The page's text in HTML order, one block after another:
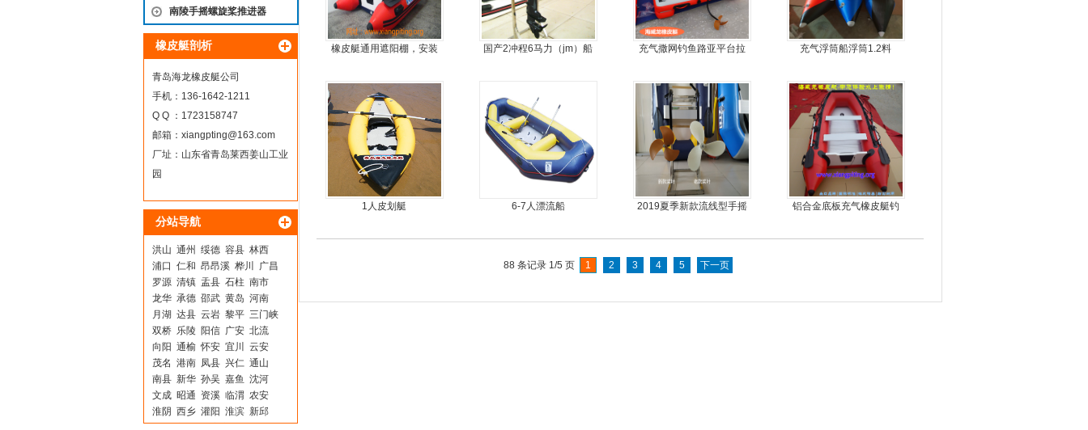
南陵手摇螺旋桨推进器
橡皮艇剖析
青岛海龙橡皮艇公司
手机：136-1642-1211
Q Q ：1723158747
邮箱： xiangpting@163.com
厂址：山东省青岛莱西姜山工业
园
分站导航
洪山 通州 绥德 容县 林西
浦口 仁和 昂昂溪 桦川
广昌
罗源 清镇 盂县 石柱 南市
龙华 承德 邵武 黄岛 河南
月湖 达县 云岩 黎平 三门峡
双桥 乐陵 阳信 广安 北流
向阳 通榆 怀安 宜川
云安
茂名 港南 凤县 兴仁 通山
南县 新华 孙吴 嘉鱼 沈河
文成 昭通 资溪 临渭 农安
淮阴 西乡 灌阳 淮滨 新邱
橡皮艇通用遮阳棚，安装
优
国产2冲程6马力（jm）船
充气撒网钓鱼路亚平台拉
充气浮筒船浮筒1.2料
1人皮划艇 6-7人漂流船
2019夏季新款流线型手摇
铝合金底板充气橡皮艇钓
88 条记录 1/5 页 1 2 3 4 5 下一页